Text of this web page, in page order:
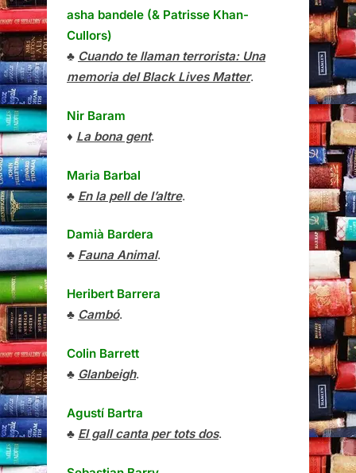
asha bandele (& Patrisse Khan-
Cullors)
♣ Cuando te llaman terrorista: Una
memoria del Black Lives Matter.
Nir Baram
♦ La bona gent.
Maria Barbal
♣ En la pell de l’altre.
Damià Bardera
♣ Fauna Animal.
Heribert Barrera
♣ Cambó.
Colin Barrett
♣ Glanbeigh.
Agustí Bartra
♣ El gall canta per tots dos.